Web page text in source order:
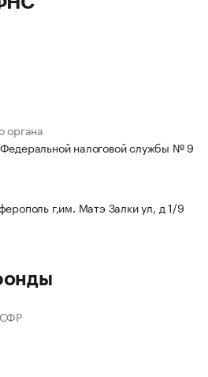
органа
налоговой службы № 9
г,им. Матэ Залки ул, д 1/9